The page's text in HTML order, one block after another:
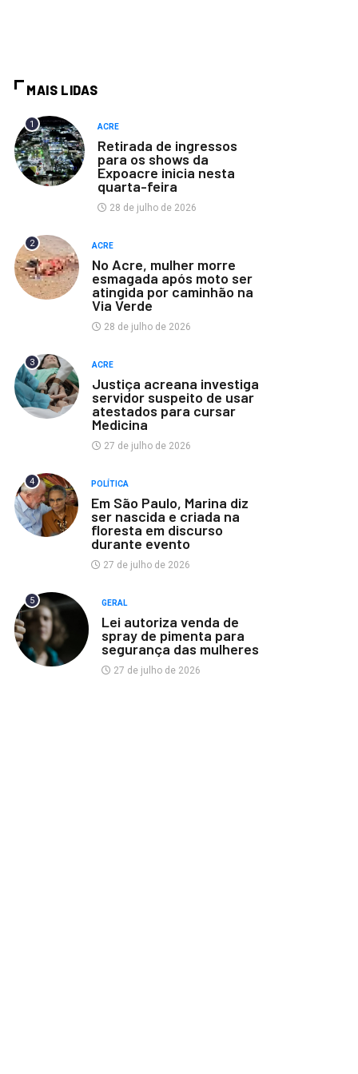
MAIS LIDAS
1 ACRE
Retirada de ingressos
para os shows da
Expoacre inicia nesta
quarta-feira
28 de julho de 2026
2 ACRE
No Acre, mulher morre
esmagada após moto ser
atingida por caminhão na
Via Verde
28 de julho de 2026
3 ACRE
Justiça acreana investiga
servidor suspeito de usar
atestados para cursar
Medicina
27 de julho de 2026
4 POLÍTICA
Em São Paulo, Marina diz
ser nascida e criada na
floresta em discurso
durante evento
27 de julho de 2026
5 GERAL
Lei autoriza venda de
spray de pimenta para
segurança das mulheres
27 de julho de 2026